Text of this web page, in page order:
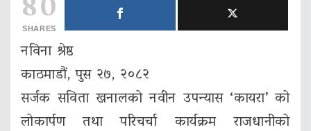
SHARES
नविना श्रेष्ठ
काठमाडौं, पुस २७, २०८२
सर्जक सविता खनालको नवीन उपन्यास ‘कायरा’ को
लोकार्पण तथा परिचर्चा कार्यक्रम राजधानीको